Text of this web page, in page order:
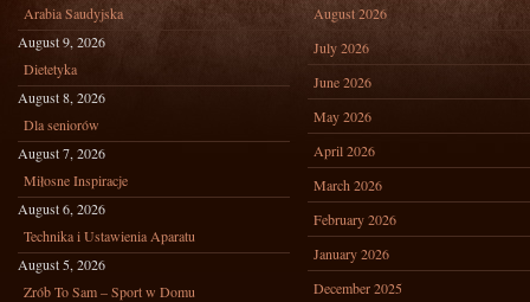
Arabia Saudyjska
August 9, 2026
Dietetyka
August 8, 2026
Dla seniorów
August 7, 2026
Miłosne Inspiracje
August 6, 2026
Technika i Ustawienia Aparatu
August 5, 2026
Zrób To Sam – Sport w Domu
August 2026
July 2026
June 2026
May 2026
April 2026
March 2026
February 2026
January 2026
December 2025